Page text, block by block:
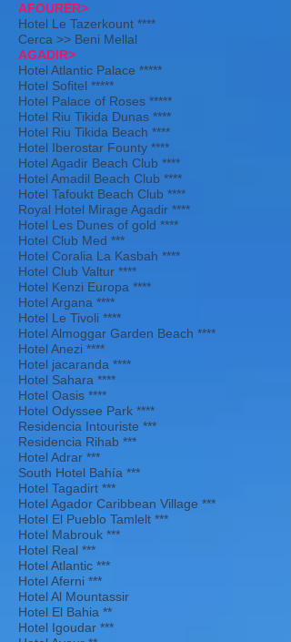
AFOURER>
Hotel Le Tazerkount ****
Cerca >> Beni Mellal
AGADIR>
Hotel Atlantic Palace *****
Hotel Sofitel *****
Hotel Palace of Roses *****
Hotel Riu Tikida Dunas ****
Hotel Riu Tikida Beach ****
Hotel Iberostar Founty ****
Hotel Agadir Beach Club ****
Hotel Amadil Beach Club ****
Hotel Tafoukt Beach Club ****
Royal Hotel Mirage Agadir ****
Hotel Les Dunes of gold ****
Hotel Club Med ***
Hotel Coralia La Kasbah ****
Hotel Club Valtur ****
Hotel Kenzi Europa ****
Hotel Argana ****
Hotel Le Tivoli ****
Hotel Almoggar Garden Beach ****
Hotel Anezi ****
Hotel jacaranda ****
Hotel Sahara ****
Hotel Oasis ****
Hotel Odyssee Park ****
Residencia Intouriste ***
Residencia Rihab ***
Hotel Adrar ***
South Hotel Bahía ***
Hotel Tagadirt ***
Hotel Agador Caribbean Village ***
Hotel El Pueblo Tamlelt ***
Hotel Mabrouk ***
Hotel Real ***
Hotel Atlantic ***
Hotel Aferni ***
Hotel Al Mountassir
Hotel El Bahia **
Hotel Igoudar ***